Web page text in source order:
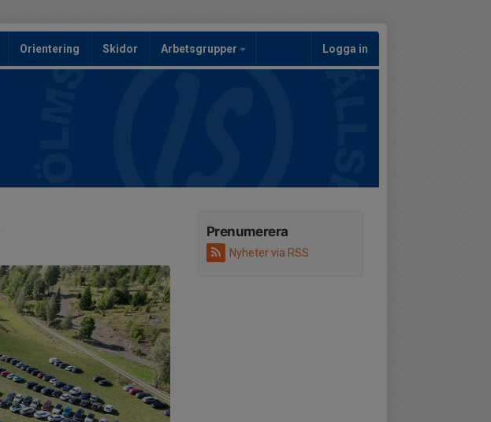
Orientering Skidor Arbetsgrupper Logga in
Prenumerera
Nyheter via RSS